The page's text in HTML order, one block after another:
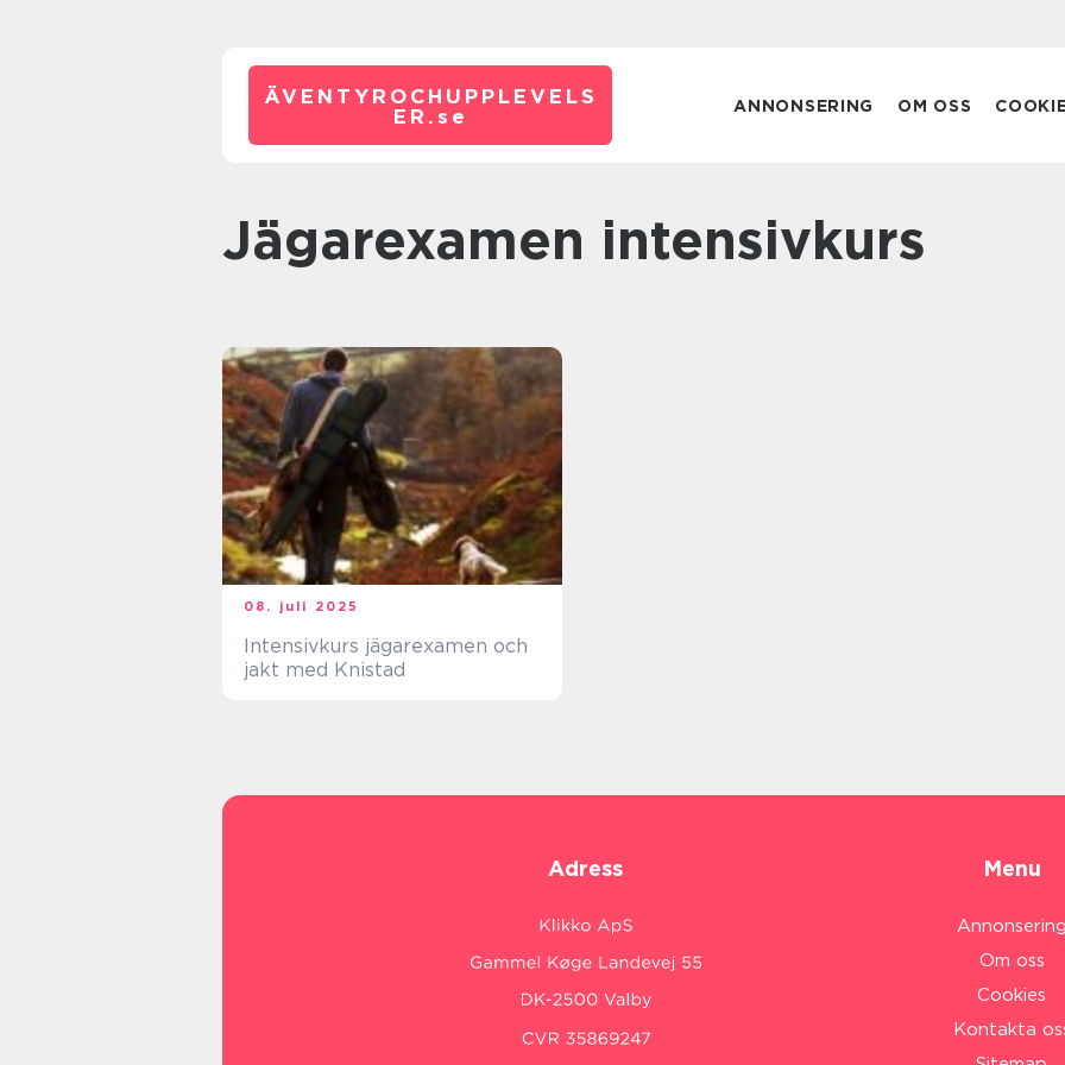
ÄVENTYROCHUPPLEVELS
ER. se ANNONSERING OM OSS
Jägarexamen intensivkurs
08. juli 2025
Intensivkurs jägarexamen och
jakt med Knistad
Adress Menu
Om oss
Cookies
Kontakta